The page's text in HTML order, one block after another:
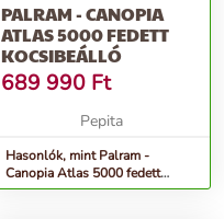
PALRAM - CANOPIA
ATLAS 5000 FEDETT
KOCSIBEÁLLÓ
689 990 Ft
Pepita
Hasonlók, mint Palram -
Canopia Atlas 5000 fedett
kocsibeálló